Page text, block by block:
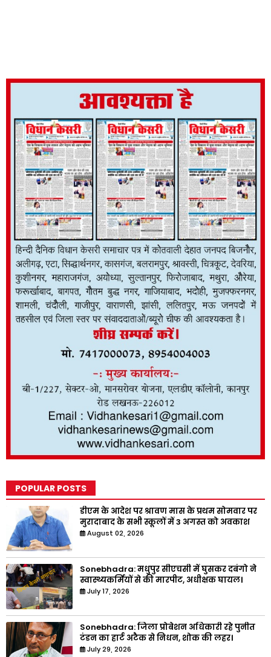
POPULAR POSTS
डीएम के आदेश पर श्रावण मास के प्रथम सोमवार पर
मुरादाबाद के सभी स्कूलों में 3 अगस्त को अवकाश
August 02, 2026
Sonebhadra: मधुपुर सीएचसी में घुसकर दबंगो ने
स्वास्थ्यकर्मियों से की मारपीट, अधीक्षक घायल।
July 17, 2026
Sonebhadra: जिला प्रोबेशन अधिकारी रहे पुनीत
टंडन का हार्ट अटैक से निधन, शोक की लहर।
July 29, 2026